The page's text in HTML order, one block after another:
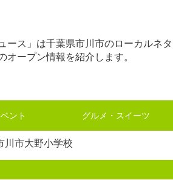
ース」は千葉県市川市のローカルネ
オープン情報を紹介します。
ント グルメ・スイーツ
川市大野小学校